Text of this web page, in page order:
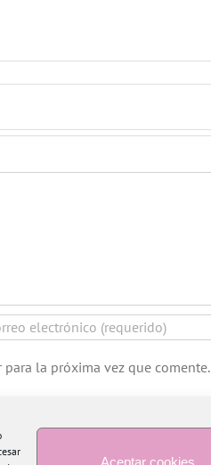
Aceptar cookies
la próxima vez que comente.